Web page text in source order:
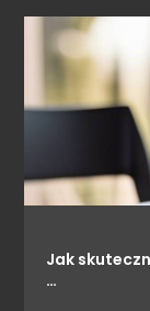
Jak
…